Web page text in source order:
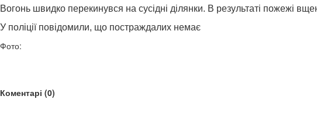
Вогонь швидко перекинувся на сусідні ділянки. В результаті пожежі
У поліції повідомили, що постраждалих немає
Фото:
Коментарі (0)